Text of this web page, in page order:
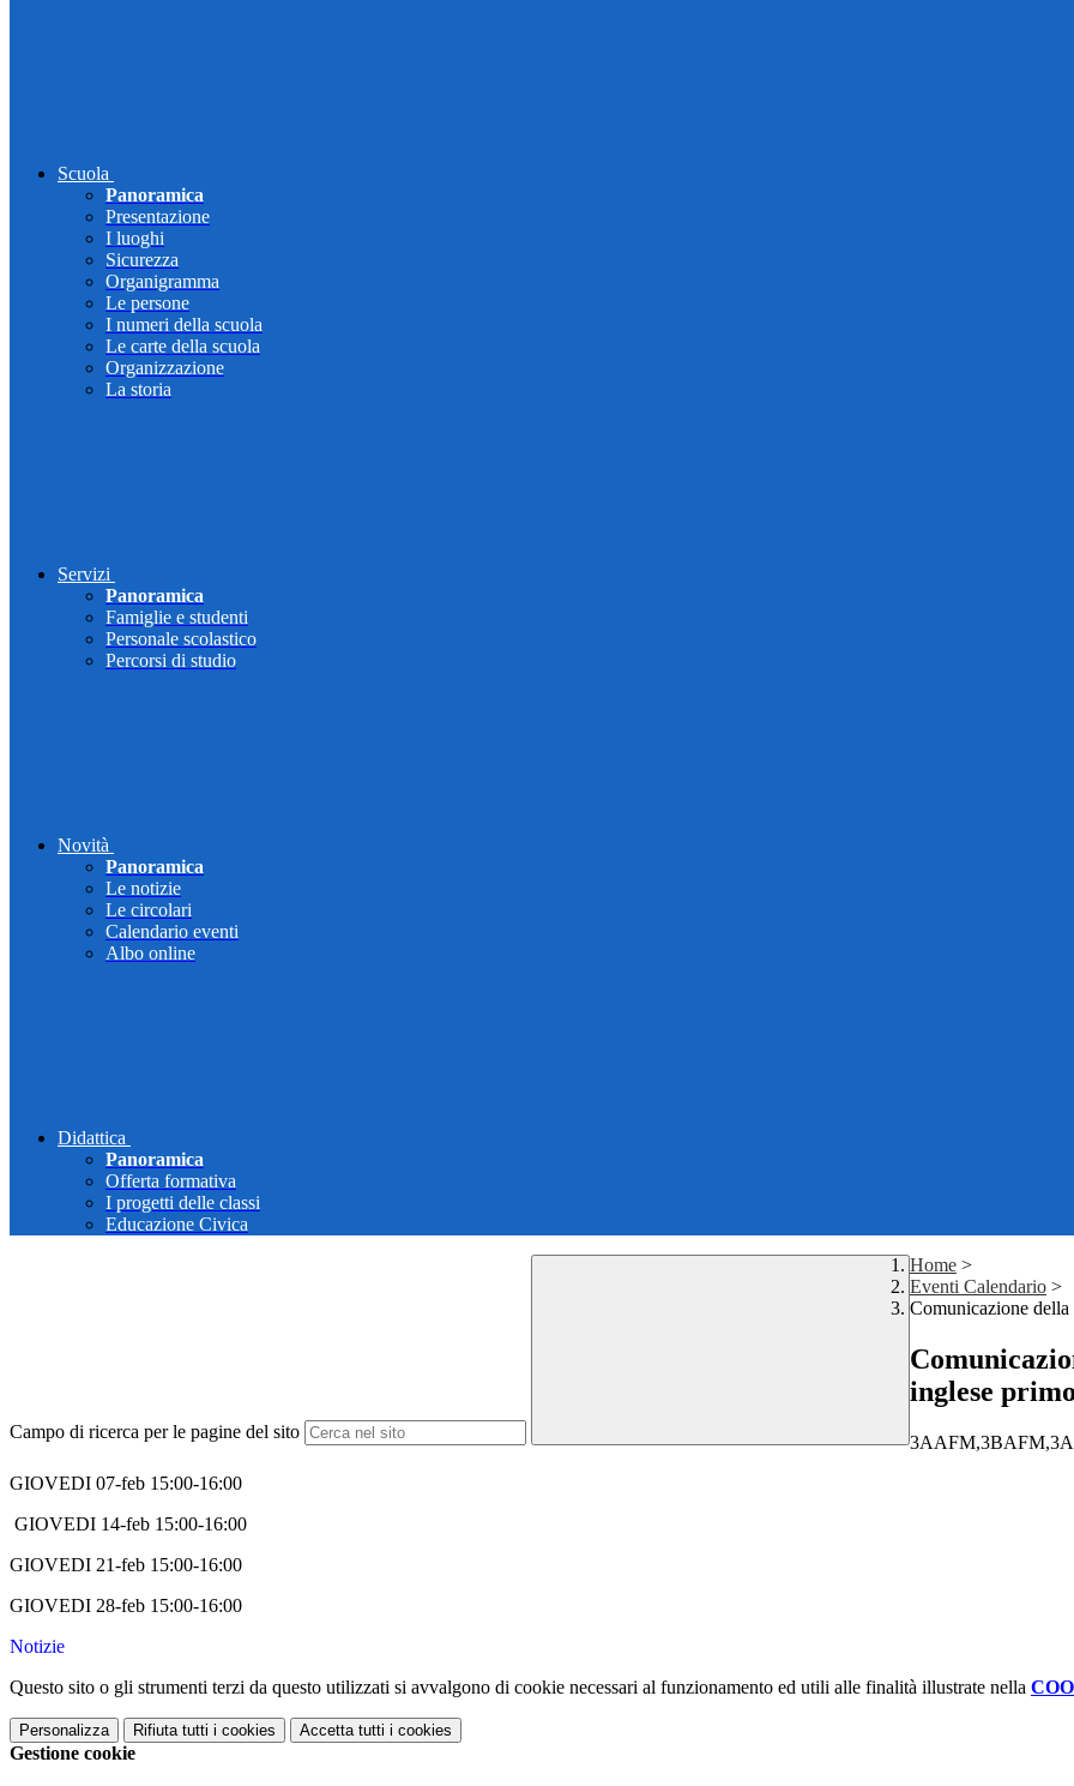
Scuola
Panoramica
Presentazione
I luoghi
Sicurezza
Organigramma
Le persone
I numeri della scuola
Le carte della scuola
Organizzazione
La storia
Servizi
Panoramica
Famiglie e studenti
Personale scolastico
Percorsi di studio
Novità
Panoramica
Le notizie
Le circolari
Calendario eventi
Albo online
Didattica
Panoramica
Offerta formativa
I progetti delle classi
Educazione Civica
Campo di ricerca per le pagine del sito
Home >
Eventi Calendario >
Comunicazione
inglese
GIOVEDI 07-feb 15:00-16:00
GIOVEDI 14-feb 15:00-16:00
GIOVEDI 21-feb 15:00-16:00
GIOVEDI 28-feb 15:00-16:00
Notizie
Questo sito o gli strumenti terzi da questo utilizzati si avvalgono di cookie necessari al funzionamento ed utili alle finalità illustrate nella
Personalizza Rifiuta tutti i cookies Accetta tutti i cookies
Gestione cookie